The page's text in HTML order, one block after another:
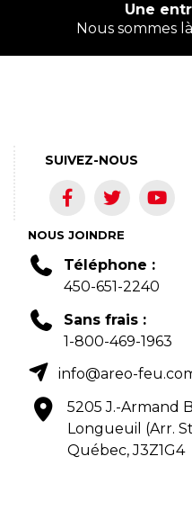
Une
Nous sommes
NOUS JOINDRE
Téléphone :
450-651-2240
Sans frais :
1-800-469-1963
info@areo-
5205 J.-Armand
Longueuil (Arr.
Québec, J3Z1G4
SUIVEZ-NOUS